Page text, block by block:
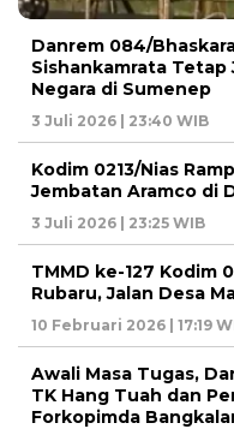
Danrem 084/
Sishankamrata Tetap
Negara di Sumenep
3 Juli 2026 | 23:40 WIB
Kodim 0213/Nias
Jembatan Aramco di
3 Juli 2026 | 23:25 WIB
TMMD ke-127 Kodim
Rubaru, Jalan Desa
10 Februari 2026 | 17:19
Awali Masa Tugas,
TK Hang Tuah dan
Forkopimda